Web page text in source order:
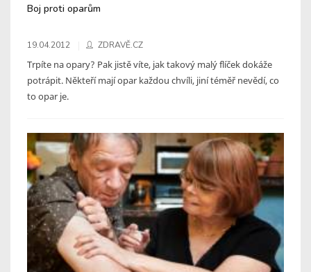
Boj proti oparům
19.04.2012 ZDRAVĚ.CZ
Trpíte na opary? Pak jistě víte, jak takový malý flíček dokáže
potrápit. Někteří mají opar každou chvíli, jiní téměř nevědí, co
to opar je.